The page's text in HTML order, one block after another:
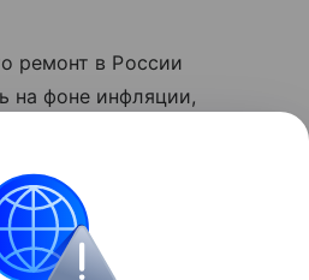
ремонт в России
на фоне инфляции,